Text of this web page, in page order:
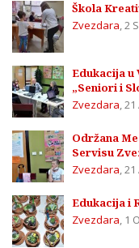
Škola
Zvezdara,2
Edukacija u
„Seniori i
Zvezdara,21
Održana
Servisu
Zvezdara,21
Edukacija i
Zvezdara, 1